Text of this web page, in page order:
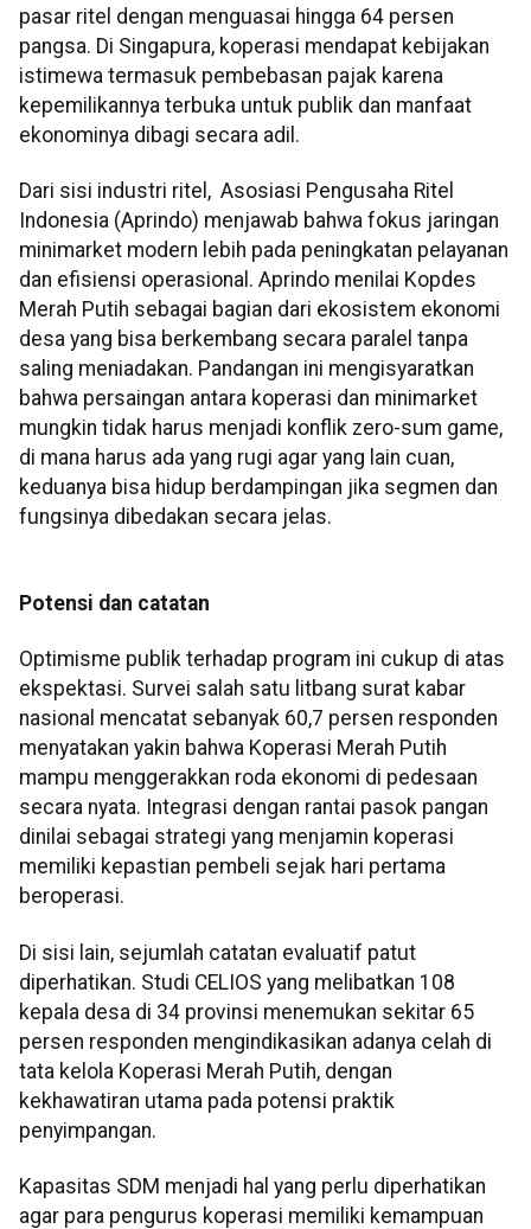
pasar ritel dengan menguasai hingga 64 persen
pangsa. Di Singapura, koperasi mendapat kebijakan
istimewa termasuk pembebasan pajak karena
kepemilikannya terbuka untuk publik dan manfaat
ekonominya dibagi secara adil.
Dari sisi industri ritel, Asosiasi Pengusaha Ritel
Indonesia (Aprindo) menjawab bahwa fokus jaringan
minimarket modern lebih pada peningkatan pelayanan
dan efisiensi operasional. Aprindo menilai Kopdes
Merah Putih sebagai bagian dari ekosistem ekonomi
desa yang bisa berkembang secara paralel tanpa
saling meniadakan. Pandangan ini mengisyaratkan
bahwa persaingan antara koperasi dan minimarket
mungkin tidak harus menjadi konflik zero-sum game,
di mana harus ada yang rugi agar yang lain cuan,
keduanya bisa hidup berdampingan jika segmen dan
fungsinya dibedakan secara jelas.
Potensi dan catatan
Optimisme publik terhadap program ini cukup di atas
ekspektasi. Survei salah satu litbang surat kabar
nasional mencatat sebanyak 60,7 persen responden
menyatakan yakin bahwa Koperasi Merah Putih
mampu menggerakkan roda ekonomi di pedesaan
secara nyata. Integrasi dengan rantai pasok pangan
dinilai sebagai strategi yang menjamin koperasi
memiliki kepastian pembeli sejak hari pertama
beroperasi.
Di sisi lain, sejumlah catatan evaluatif patut
diperhatikan. Studi CELIOS yang melibatkan 108
kepala desa di 34 provinsi menemukan sekitar 65
persen responden mengindikasikan adanya celah di
tata kelola Koperasi Merah Putih, dengan
kekhawatiran utama pada potensi praktik
penyimpangan.
Kapasitas SDM menjadi hal yang perlu diperhatikan
agar para pengurus koperasi memiliki kemampuan